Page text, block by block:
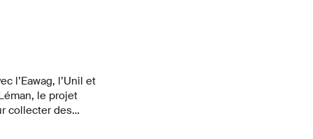
l’Eawag, l’Unil et
le projet
collecter des